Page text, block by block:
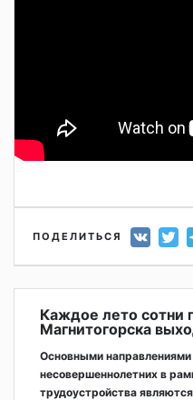
ПОДЕЛИТЬСЯ
Каждое лето сотни
Магнитогорска
Основными направлениями
несовершеннолетних в
трудоустройства